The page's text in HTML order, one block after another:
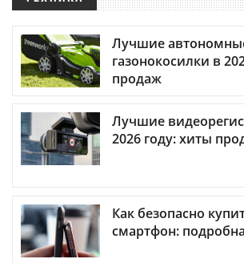
Лучшие
газонокосилки в
продаж
Лучшие
2026 году: хиты
Как безопасно
смартфон: